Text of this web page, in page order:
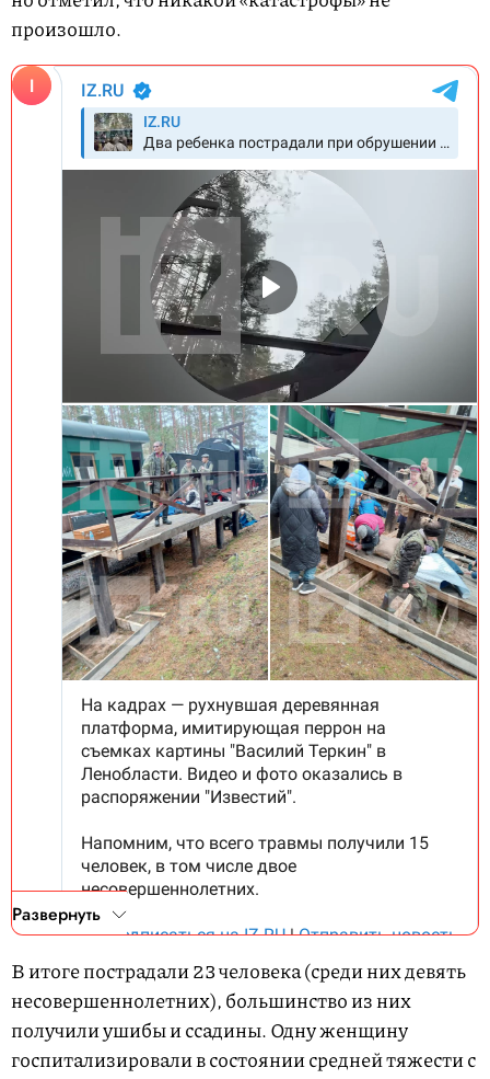
произошло.
Развернуть
В итоге пострадали 23 человека (среди них девять
несовершеннолетних), большинство из них
получили ушибы и ссадины. Одну женщину
госпитализировали в состоянии средней тяжести с